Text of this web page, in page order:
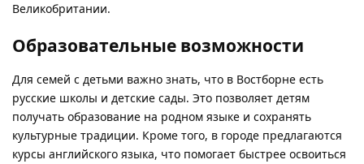
Великобритании.
Образовательные возможности
Для семей с детьми важно знать, что в Востборне есть
русские школы и детские сады. Это позволяет детям
получать образование на родном языке и сохранять
культурные традиции. Кроме того, в городе предлагаются
курсы английского языка, что помогает быстрее освоиться